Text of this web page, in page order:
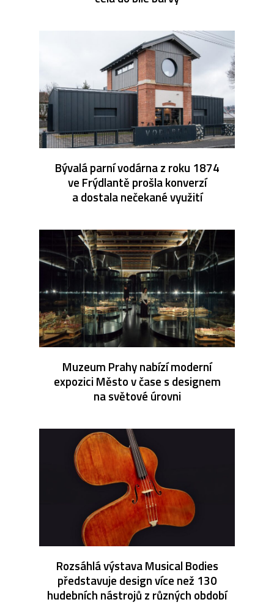
Bývalá parní vodárna z roku 1874
ve Frýdlantě prošla konverzí
a dostala nečekané využití
Muzeum Prahy nabízí moderní
expozici Město v čase s designem
na světové úrovni
Rozsáhlá výstava Musical Bodies
představuje design více než 130
hudebních nástrojů z různých období